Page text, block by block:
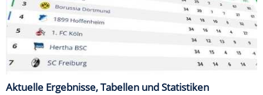
Aktuelle Ergebnisse, Tabellen und Statistiken